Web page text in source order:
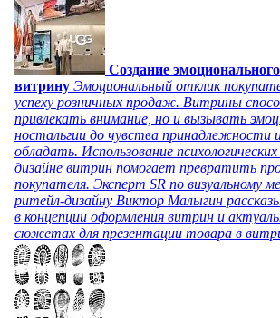
Создание
витрину Эмоциональный отклик
успеху розничных продаж. Витрины
привлекать внимание, но и вызывать
ностальгии до чувства принадлежности
обладать. Использование
дизайне витрин помогает превратить
покупателя. Эксперт SR по визуальному
ритейл-дизайну Виктор Малыгин
в концепции оформления витрин и
сюжетах для презентации товара в